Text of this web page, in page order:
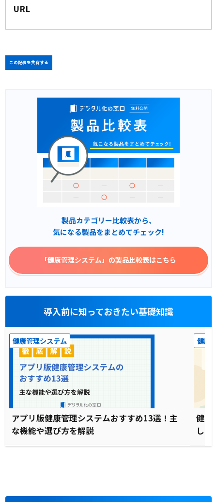
URL
この記事を共有する
製品カテゴリー比較表から、
気になる製品をまとめてチェック!
「健康管理システム」 の製品比較表はこちら
導入前に知っておきたい基礎知識
健康管理システム
アプリ版健康管理システムおすすめ13選！主
な機能や選び方を解説
健康
健康
して
底解